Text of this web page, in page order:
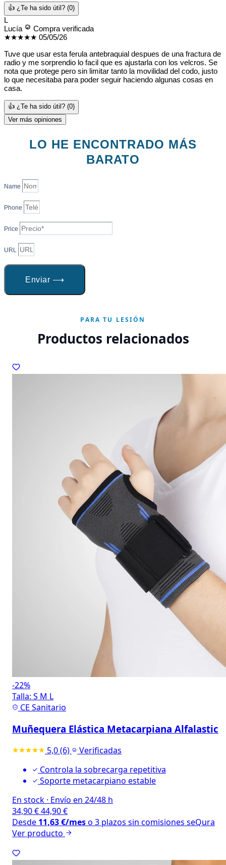
👍 ¿Te ha sido útil? (0)
L
Lucía
Compra verificada
★★★★★ 05/05/26
Tuve que usar esta ferula antebraquial despues de una fractura de
radio y me sorprendio lo facil que es ajustarla con los velcros. Se
nota que protege pero sin limitar tanto la movilidad del codo, justo
lo que necesitaba para poder seguir haciendo algunas cosas en
casa.
👍 ¿Te ha sido útil? (0)
Ver más opiniones
LO HE ENCONTRADO MÁS
BARATO
Name
Phone
Price
URL
Enviar ⟶
PARA TU LESIÓN
Productos relacionados
-22%
Talla: S M L
CE Sanitario
Muñequera Elástica Metacarpiana Alfalastic
5,0(6)
Verificadas
Controla la sobrecarga repetitiva
Soporte metacarpiano estable
En stock · Envío en 24/48 h
34,90€44,90€
Desde 11,63€/meso 3 plazos sin comisiones seQura
Ver producto